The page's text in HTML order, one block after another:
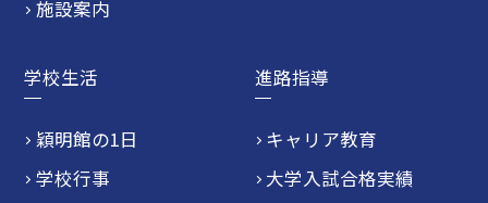
施設案内
学校生活
穎明館の1日
学校行事
進路指導
キャリア教育
大学入試合格実績